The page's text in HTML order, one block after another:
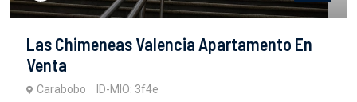
Las Chimeneas Valencia Apartamento En
Venta
Carabobo ID-MIO: 3f4e